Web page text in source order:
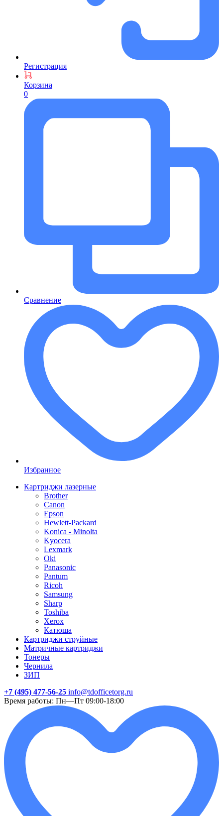
Регистрация
Корзина
0
Сравнение
Избранное
Картриджи лазерные
Brother
Canon
Epson
Hewlett-Packard
Konica - Minolta
Kyocera
Lexmark
Oki
Panasonic
Pantum
Ricoh
Samsung
Sharp
Toshiba
Xerox
Катюша
Картриджи струйные
Матричные картриджи
Тонеры
Чернила
ЗИП
+7 (495) 477-56-25 info@tdofficetorg.ru
Время работы: Пн—Пт 09:00-18:00